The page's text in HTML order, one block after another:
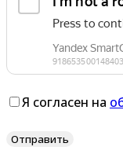
Великий Новгород
Владивосток
Я согласен на